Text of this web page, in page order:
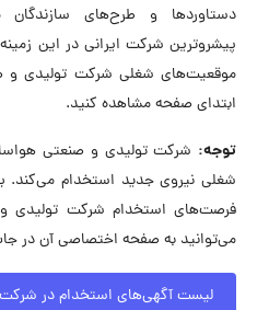
دستاوردها و طرح‌های سازندگان
پیشروترین شرکت ایرانی در این
موقعیت‌های شغلی شرکت تولیدی و
ابتدای صفحه مشاهده کنید.
توجه:
شغلی نیروی جدید استخدام می‌کند.
فرصت‌های استخدام شرکت تولیدی
می‌توانید به صفحه اختصاصی آن در
لیست آگهی‌های استخدام در